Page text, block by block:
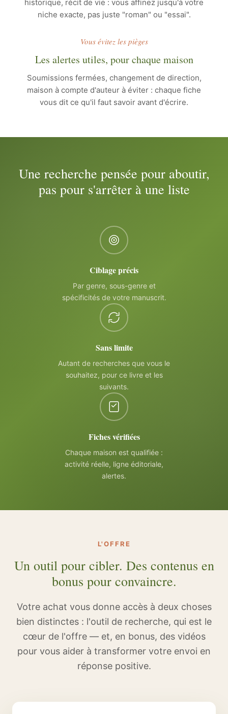
historique, récit de vie : vous affinez jusqu'à votre
niche exacte, pas juste "roman" ou "essai".
Vous évitez les pièges
Les alertes utiles, pour chaque maison
Soumissions fermées, changement de direction,
maison à compte d'auteur à éviter : chaque fiche
vous dit ce qu'il faut savoir avant d'écrire.
Une recherche pensée pour aboutir,
pas pour s'arrêter à une liste
Ciblage précis
Par genre, sous-genre et
spécificités de votre manuscrit.
Sans limite
Autant de recherches que vous le
souhaitez, pour ce livre et les
suivants.
Fiches vérifiées
Chaque maison est qualifiée :
activité réelle, ligne éditoriale,
alertes.
L'OFFRE
Un outil pour cibler. Des contenus en
bonus pour convaincre.
Votre achat vous donne accès à deux choses
bien distinctes : l'outil de recherche, qui est le
cœur de l'offre — et, en bonus, des vidéos
pour vous aider à transformer votre envoi en
réponse positive.